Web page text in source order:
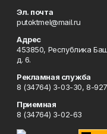
Эл. почта
putoktmel@mail.ru
Адрес
453850, Республика
д. 6.
Рекламная служба
8 (34764) 3-03-30, 8-
Приемная
8 (34764) 3-02-63